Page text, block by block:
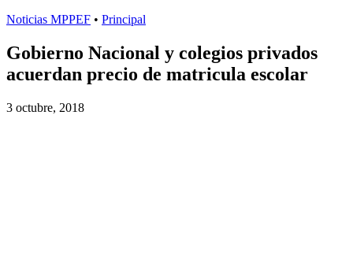
Noticias MPPEF • Principal
Gobierno Nacional y colegios privados
acuerdan precio de matricula escolar
3 octubre, 2018